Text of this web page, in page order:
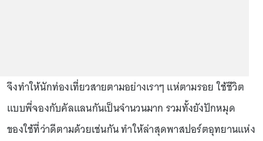
จึงทำให้นักท่องเที่ยวสายตามอย่างเราๆ แห่ตามรอย ใช้ชีวิต
แบบพี่จองกับคัลแลนกันเป็นจำนวนมาก รวมทั้งยังปักหมุด
ของใช้ที่ว่าดีตามด้วยเช่นกัน ทำให้ล่าสุดพาสปอร์ตอุทยานแห่ง